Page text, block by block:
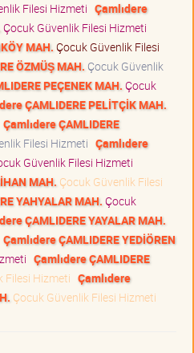
Filesi Hizmeti Çamlıdere
Çocuk Güvenlik Filesi Hizmeti
MAH. Çocuk Güvenlik Filesi
ÖZMÜŞ MAH. Çocuk Güvenlik
PEÇENEK MAH. Çocuk
ÇAMLIDERE PELİTÇİK MAH.
Çamlıdere ÇAMLIDERE
Filesi Hizmeti Çamlıdere
Güvenlik Filesi Hizmeti
MAH. Çocuk Güvenlik Filesi
YAHYALAR MAH. Çocuk
ÇAMLIDERE YAYALAR MAH.
Çamlıdere ÇAMLIDERE YEDİÖREN
Çamlıdere ÇAMLIDERE
Filesi Hizmeti Çamlıdere
Çocuk Güvenlik Filesi Hizmeti